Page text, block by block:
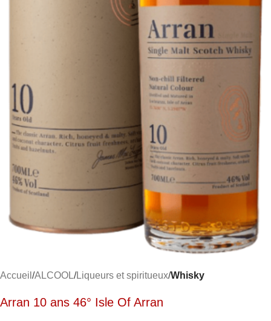
Accueil ALCOOL Liqueurs et spiritueux Whisky
Arran 10 ans 46° Isle Of Arran